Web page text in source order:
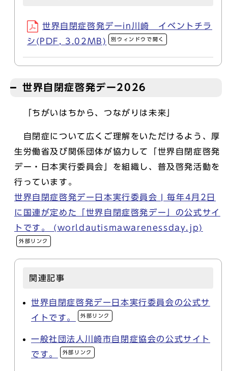
世界自閉症啓発デーin川崎 イベントチラ
シ(PDF, 3.02MB)
別ウィンドウで開く
世界自閉症啓発デー2026
「ちがいはちから、つながりは未来」
自閉症について広くご理解をいただけるよう、厚
生労働省及び関係団体が協力して「世界自閉症啓発
デー・日本実行委員会」を組織し、普及啓発活動を
行っています。
世界自閉症啓発デー日本実行委員会 | 毎年4月2日
に国連が定めた「世界自閉症啓発デー」の公式サイ
トです。 (worldautismawarenessday.jp)
外部リンク
関連記事
世界自閉症啓発デー日本実行委員会の公式サ
イトです。
外部リンク
一般社団法人川崎市自閉症協会の公式サイト
です。
外部リンク